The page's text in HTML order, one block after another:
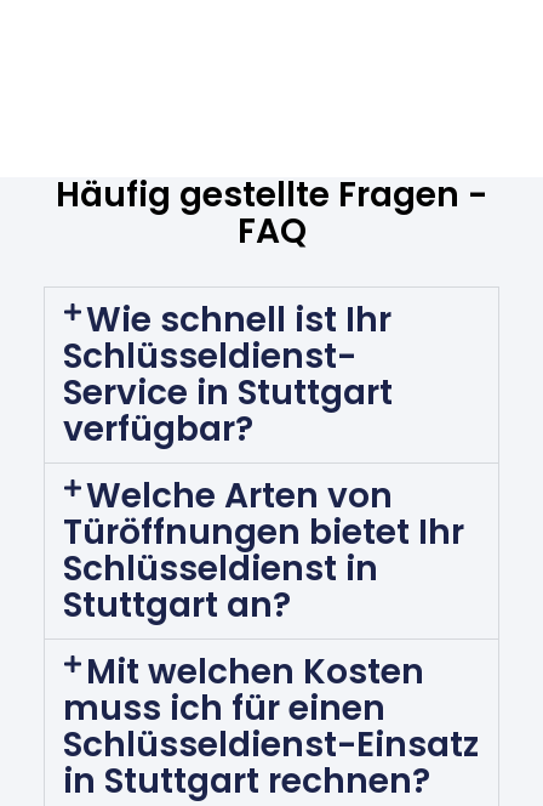
Häufig gestellte Fragen -
FAQ
Wie schnell ist Ihr
Schlüsseldienst-
Service in Stuttgart
verfügbar?
Welche Arten von
Türöffnungen bietet Ihr
Schlüsseldienst in
Stuttgart an?
Mit welchen Kosten
muss ich für einen
Schlüsseldienst-Einsatz
in Stuttgart rechnen?